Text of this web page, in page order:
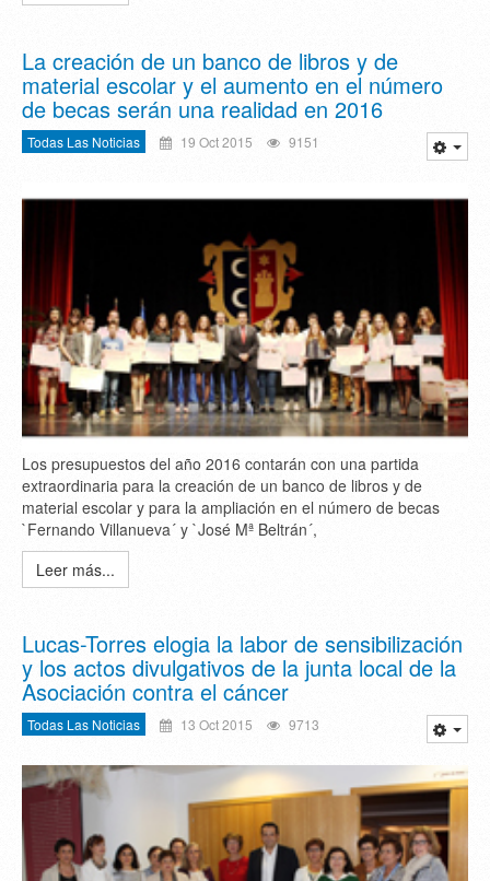
La creación de un banco de libros y de
material escolar y el aumento en el número
de becas serán una realidad en 2016
Todas Las Noticias 19 Oct 2015 9151
Los presupuestos del año 2016 contarán con una partida
extraordinaria para la creación de un banco de libros y de
material escolar y para la ampliación en el número de becas
`Fernando Villanueva´ y `José Mª Beltrán´,
Leer más...
Lucas-Torres elogia la labor de sensibilización
y los actos divulgativos de la junta local de la
Asociación contra el cáncer
Todas Las Noticias 13 Oct 2015 9713